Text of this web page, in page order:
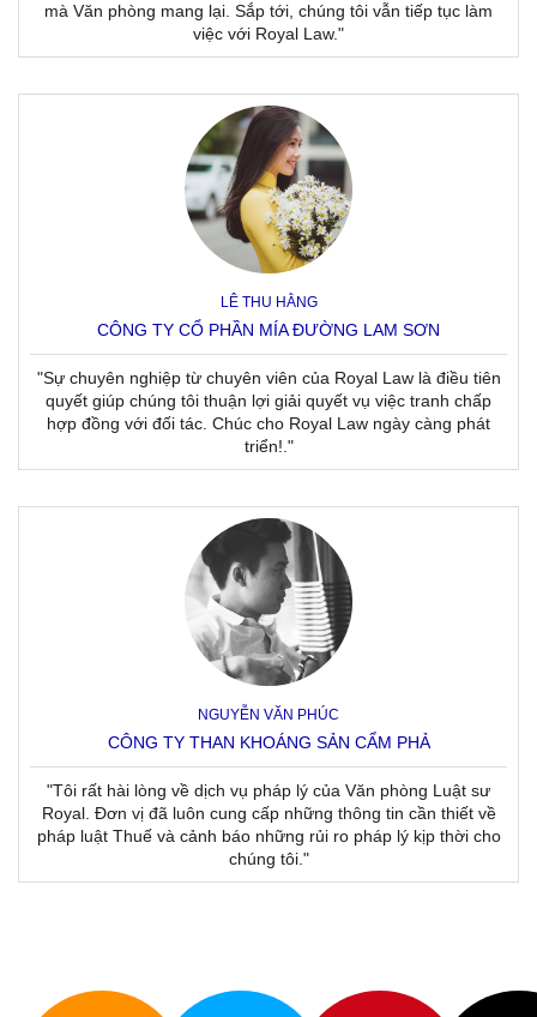
mà Văn phòng mang lại. Sắp tới, chúng tôi vẫn tiếp tục làm
việc với Royal Law."
LÊ THU HẰNG
CÔNG TY CỔ PHẦN MÍA ĐƯỜNG LAM SƠN
"Sự chuyên nghiệp từ chuyên viên của Royal Law là điều tiên
quyết giúp chúng tôi thuận lợi giải quyết vụ việc tranh chấp
hợp đồng với đối tác. Chúc cho Royal Law ngày càng phát
triển!."
NGUYỄN VĂN PHÚC
CÔNG TY THAN KHOÁNG SẢN CẨM PHẢ
"Tôi rất hài lòng về dịch vụ pháp lý của Văn phòng Luật sư
Royal. Đơn vị đã luôn cung cấp những thông tin cần thiết về
pháp luật Thuế và cảnh báo những rủi ro pháp lý kịp thời cho
chúng tôi."